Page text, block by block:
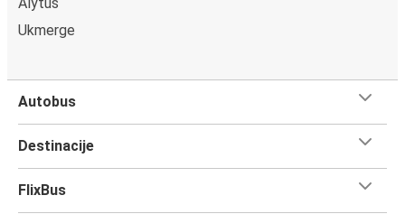
Ukmerge
Autobus
Destinacije
FlixBus